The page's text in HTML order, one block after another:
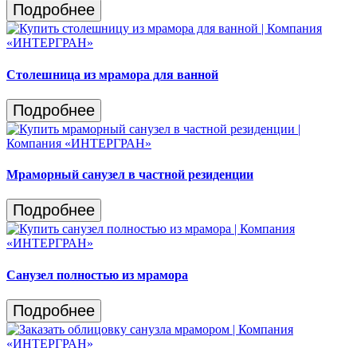
Подробнее
Столешница из мрамора для ванной
Подробнее
Мраморный санузел в частной резиденции
Подробнее
Санузел полностью из мрамора
Подробнее